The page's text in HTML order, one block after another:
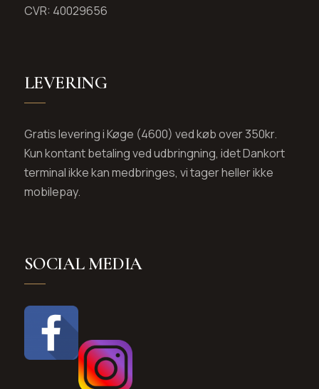
CVR: 40029656
LEVERING
Gratis levering i Køge (4600) ved køb over 350kr.
Kun kontant betaling ved udbringning, idet Dankort
terminal ikke kan medbringes, vi tager heller ikke
mobilepay.
SOCIAL MEDIA